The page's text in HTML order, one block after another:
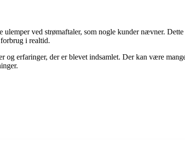
ved strømaftaler, som nogle kunder nævner.
i realtid.
og erfaringer, der er blevet indsamlet. Der kan være